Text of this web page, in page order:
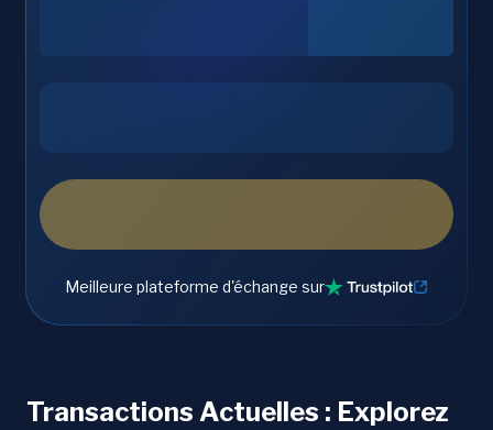
Meilleure plateforme d'échange sur
Transactions Actuelles : Explorez